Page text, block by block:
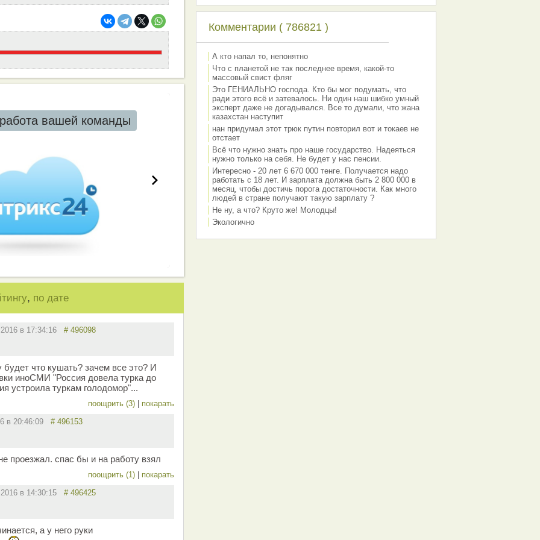
вашей команды
, по дате
в 17:34:16 # 496098
будет что кушать? зачем все это? И
иноСМИ "Россия довела турка до
устроила туркам голодомор"...
поощрить (3)
покарать
в 20:46:09 # 496153
проезжал. спас бы и на работу взял
поощрить (1)
покарать
в 14:30:15 # 496425
а у него руки
Комментарии ( 786821 )
А кто напал то, непонятно
Что с планетой не так последнее время, какой-то
массовый свист фляг
Это ГЕНИАЛЬНО господа. Кто бы мог подумать, что
ради этого всё и затевалось. Ни один наш шибко умный
эксперт даже не догадывался. Все то думали, что жана
казахстан наступит
нан придумал этот трюк путин повторил вот и токаев не
отстает
Всё что нужно знать про наше государство. Надеяться
нужно только на себя. Не будет у нас пенсии.
Интересно - 20 лет 6 670 000 тенге. Получается надо
работать с 18 лет. И зарплата должна быть 2 800 000 в
месяц, чтобы достичь порога достаточности. Как много
людей в стране получают такую зарплату ?
Не ну, а что? Круто же! Молодцы!
Экологично